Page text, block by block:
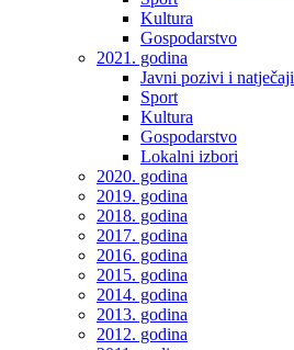
Kultura
Gospodarstvo
2021. godina
Javni pozivi i natječaji
Sport
Kultura
Gospodarstvo
Lokalni izbori
2020. godina
2019. godina
2018. godina
2017. godina
2016. godina
2015. godina
2014. godina
2013. godina
2012. godina